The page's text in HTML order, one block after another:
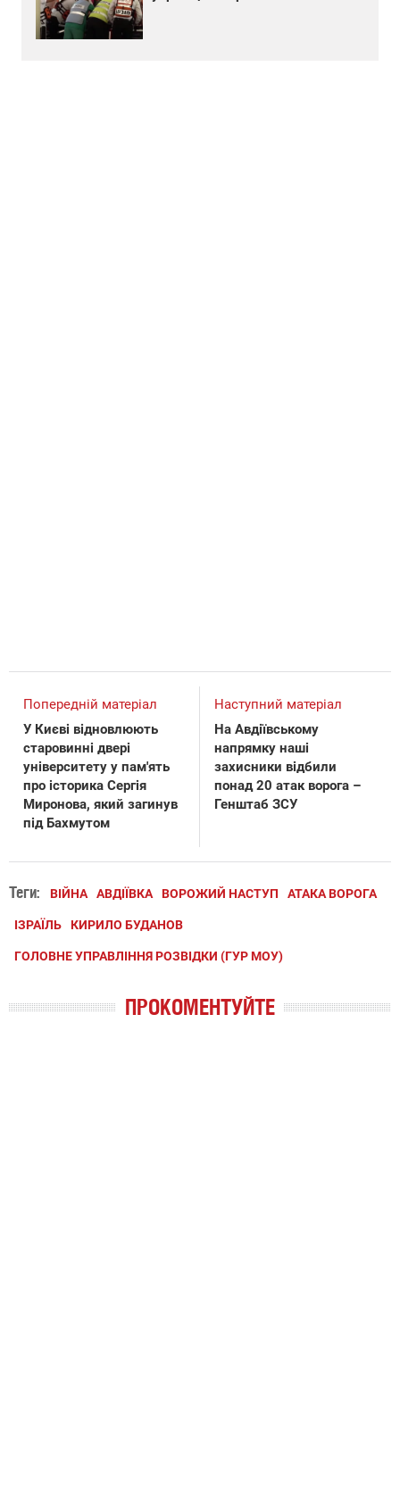
Попередній матеріал
У Києві відновлюють
старовинні двері
університету у пам'ять
про історика Сергія
Миронова, який загинув
під Бахмутом
Наступний матеріал
На Авдіївському
напрямку наші
захисники відбили
понад 20 атак ворога –
Генштаб ЗСУ
Теги: ВІЙНА АВДІЇВКА ВОРОЖИЙ НАСТУП АТАКА ВОРОГА
ІЗРАЇЛЬ КИРИЛО БУДАНОВ
ГОЛОВНЕ УПРАВЛІННЯ РОЗВІДКИ (ГУР МОУ)
ПРОКОМЕНТУЙТЕ